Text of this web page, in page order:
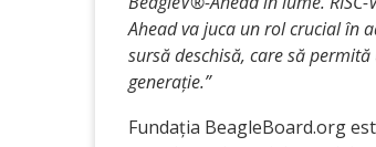
Ahead va juca un rol crucial în
sursă deschisă, care să
generație.”
Fundația BeagleBoard.org